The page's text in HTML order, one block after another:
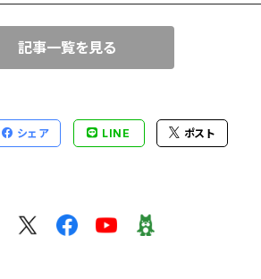
記事一覧を見る
シェア LINE ポスト